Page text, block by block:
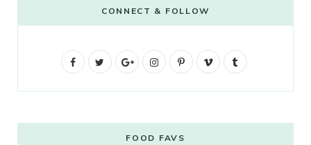
CONNECT & FOLLOW
F
G
g
I
t
P
V
FOOD FAVS